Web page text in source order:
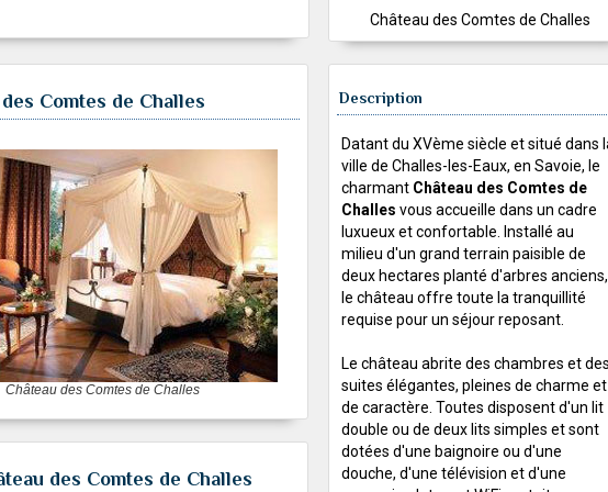
Château des Comtes de Challes
Comtes de Challes
Château des Comtes de Challes
Description
Datant du XVème siècle et situé dans
ville de Challes-les-Eaux, en Savoie, le
charmant Château des Comtes de
Challes vous accueille dans un cadre
luxueux et confortable. Installé au
milieu d'un grand terrain paisible de
deux hectares planté d'arbres anciens,
le château offre toute la tranquillité
requise pour un séjour reposant.
Le château abrite des chambres et
suites élégantes, pleines de charme et
de caractère. Toutes disposent d'un lit
double ou de deux lits simples et sont
dotées d'une baignoire ou d'une
douche, d'une télévision et d'une
des Comtes de Challes